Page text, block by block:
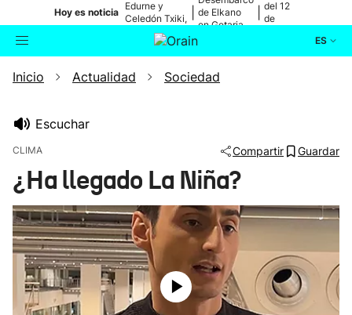
Hoy es noticia
Edurne y
Celedón Txiki,
en directo
de Elkano
en Getaria
del 12
de
ES
Buscador Actualidad
Ikusmiran
Eguraldia
Inicio Actualidad Sociedad
Escuchar
CLIMA Compartir Guardar
¿Ha llegado La Niña?